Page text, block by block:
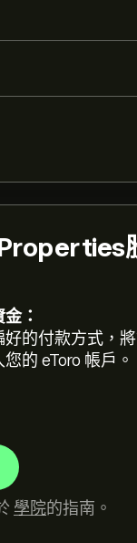
：
好的付款方式，
的 eToro 帳戶。
學院的指南。